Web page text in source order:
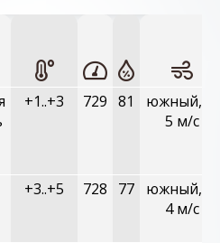
+1..+3 729 81
южный, 3-
5 м/с
+3..+5 728 77
южный, 2-
4 м/с